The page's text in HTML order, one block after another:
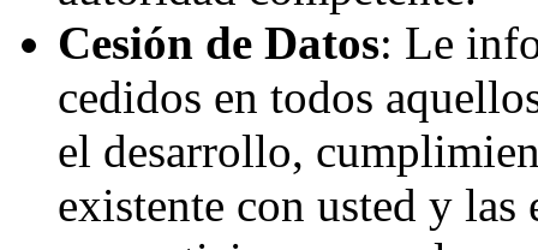
Cesión de Datos: Le
cedidos en todos
el desarrollo,
existente con usted y las